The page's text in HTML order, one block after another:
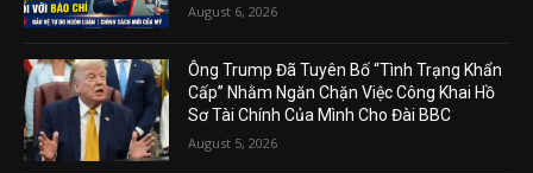
August 6, 2026
Ông Trump Đã Tuyên Bố “Tình Trạng Khẩn
Cấp” Nhằm Ngăn Chặn Việc Công Khai Hồ
Sơ Tài Chính Của Mình Cho Đài BBC
August 5, 2026